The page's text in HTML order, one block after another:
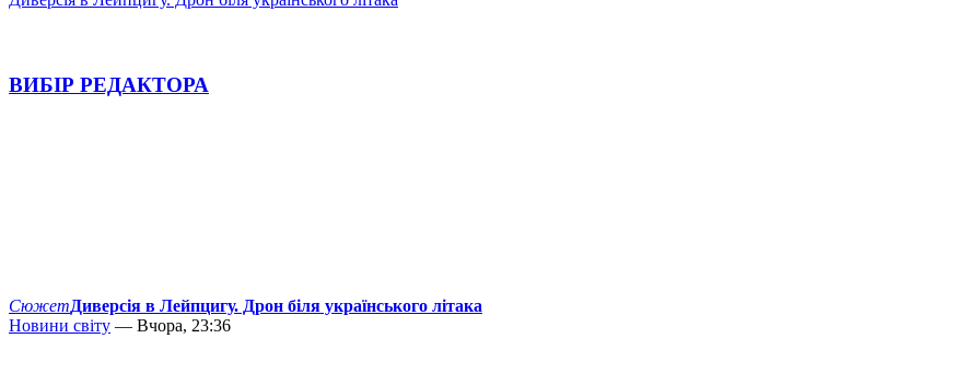
ВИБІР РЕДАКТОРА
СюжетДиверсія в Лейпцигу. Дрон біля українського літака
Новини світу — Вчора, 23:36